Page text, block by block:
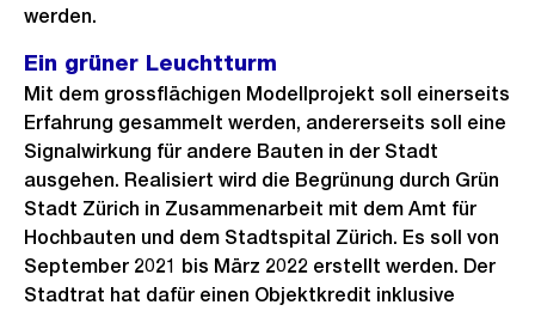
werden.
Ein grüner Leuchtturm
Mit dem grossflächigen Modellprojekt soll einerseits
Erfahrung gesammelt werden, andererseits soll eine
Signalwirkung für andere Bauten in der Stadt
ausgehen. Realisiert wird die Begrünung durch Grün
Stadt Zürich in Zusammenarbeit mit dem Amt für
Hochbauten und dem Stadtspital Zürich. Es soll von
September 2021 bis März 2022 erstellt werden. Der
Stadtrat hat dafür einen Objektkredit inklusive